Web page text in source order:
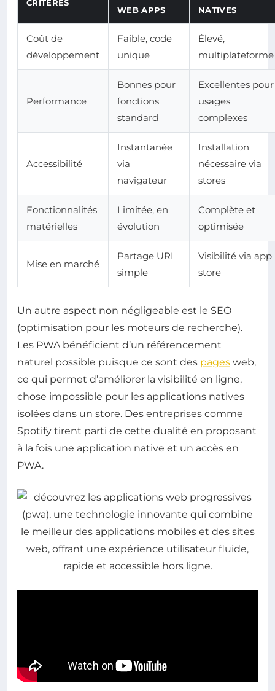
CRITÈRES
WEB APPS
NATIVES
Coût de
développement
Faible, code
unique
Élevé,
multiplateforme
Performance
Bonnes pour
fonctions
standard
Excellentes pour
usages
complexes
Accessibilité
Instantanée
via
navigateur
Installation
nécessaire via
stores
Fonctionnalités
matérielles
Limitée, en
évolution
Complète et
optimisée
Mise en marché
Partage URL
simple
Visibilité via app
store
Un autre aspect non négligeable est le SEO
(optimisation pour les moteurs de recherche).
Les PWA bénéficient d’un référencement
naturel possible puisque ce sont des pages web,
ce qui permet d’améliorer la visibilité en ligne,
chose impossible pour les applications natives
isolées dans un store. Des entreprises comme
Spotify tirent parti de cette dualité en proposant
à la fois une application native et un accès en
PWA.